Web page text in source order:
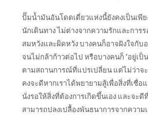
ปั๊มน้ำมันอันโดดเดี่ยวแห่งนี้ยังคงเป็นเพี
นักเดินทาง ไม่ต่างจากความรักและการ
สมหวังและผิดหวัง บางคนก็อาจฝังใจกับ
จนไม่กล้าก้าวต่อไป หรือบางคนก็ ‘อยู่เป็
ตามสถานการณ์ที่แปรเปลี่ยน แต่ไม่ว่าจ
คงจะดีหากเราได้พยายามสู้เพื่อสิ่งที่เชื่อ
นั่งรอให้สิ่งที่ต้องการเกิดขึ้นเอง และจะดี
สามารถปลงเปลื้องพันธนาการจากความ